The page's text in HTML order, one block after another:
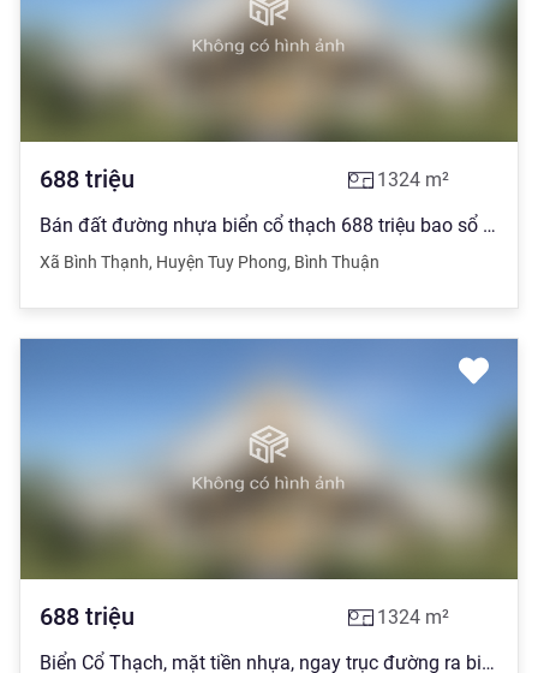
688 triệu 1324 m²
Bán đất đường nhựa biển cổ thạch 688 triệu bao sổ sang tên ngay
Xã Bình Thạnh, Huyện Tuy Phong, Bình Thuận
688 triệu 1324 m²
Biển Cổ Thạch, mặt tiền nhựa, ngay trục đường ra biển, sổ sẵn